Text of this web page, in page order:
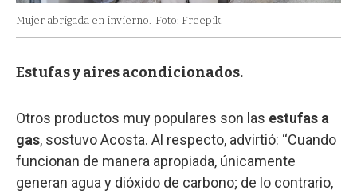
Mujer abrigada en invierno. Foto: Freepik.
Estufas y aires acondicionados.
Otros productos muy populares son las estufas a
gas, sostuvo Acosta. Al respecto, advirtió: “Cuando
funcionan de manera apropiada, únicamente
generan agua y dióxido de carbono; de lo contrario,